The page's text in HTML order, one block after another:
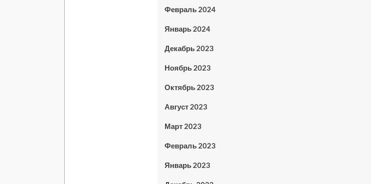
Февраль 2024
Январь 2024
Декабрь 2023
Ноябрь 2023
Октябрь 2023
Август 2023
Март 2023
Февраль 2023
Январь 2023